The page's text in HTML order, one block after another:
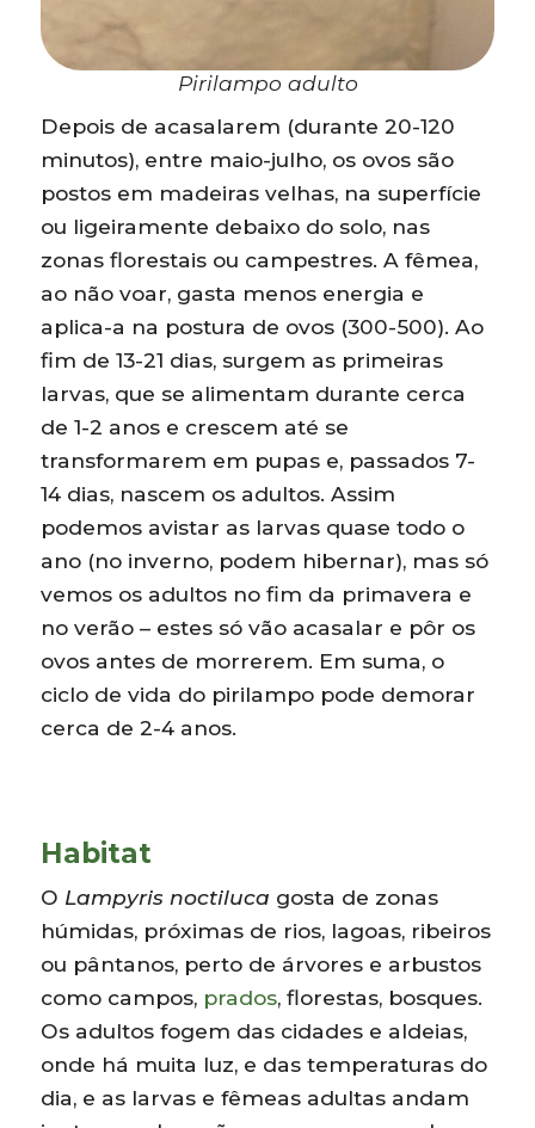
Pirilampo adulto
Depois de acasalarem (durante 20-120
minutos), entre maio-julho, os ovos são
postos em madeiras velhas, na superfície
ou ligeiramente debaixo do solo, nas
zonas florestais ou campestres. A fêmea,
ao não voar, gasta menos energia e
aplica-a na postura de ovos (300-500). Ao
fim de 13-21 dias, surgem as primeiras
larvas, que se alimentam durante cerca
de 1-2 anos e crescem até se
transformarem em pupas e, passados 7-
14 dias, nascem os adultos. Assim
podemos avistar as larvas quase todo o
ano (no inverno, podem hibernar), mas só
vemos os adultos no fim da primavera e
no verão – estes só vão acasalar e pôr os
ovos antes de morrerem. Em suma, o
ciclo de vida do pirilampo pode demorar
cerca de 2-4 anos.
Habitat
O Lampyris noctiluca gosta de zonas
húmidas, próximas de rios, lagoas, ribeiros
ou pântanos, perto de árvores e arbustos
como campos, prados, florestas, bosques.
Os adultos fogem das cidades e aldeias,
onde há muita luz, e das temperaturas do
dia, e as larvas e fêmeas adultas andam